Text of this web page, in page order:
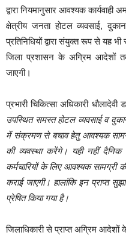
द्वारा नियमानुसार आवश्यक
क्षेत्रीय जनता होटल व्यवसाई,
प्रतिनिधियों द्वारा संयुक्त रूप से यह
जिला प्रशासन के अग्रिम आदेशों
जाएगी।
प्रभारी चिकित्सा अधिकारी धौलादेवी
उपस्थित समस्त होटल व्यवसाई व
में संक्रमण से बचाव हेतु आवश्यक
की व्यवस्था करेंगे। यही नहीं दैनिक
कर्मचारियों के लिए आवश्यक सामग्री
कराई जाएगी। हालांकि इन प्राप्त
प्रेषित किया गया है।
जिलाधिकारी से प्राप्त अग्रिम आदेशों